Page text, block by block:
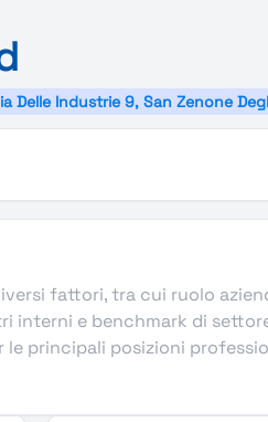
Delle Industrie 9, San Zenone
fattori, tra cui ruolo
interni e benchmark di
principali posizioni